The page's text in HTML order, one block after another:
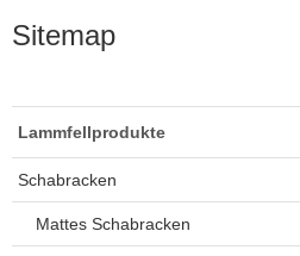
Sitemap
Lammfellprodukte
Schabracken
Mattes Schabracken